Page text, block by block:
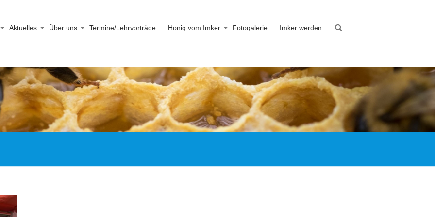
Aktuelles Über uns Termine/Lehrvorträge Honig vom Imker Fotogalerie Imker werden